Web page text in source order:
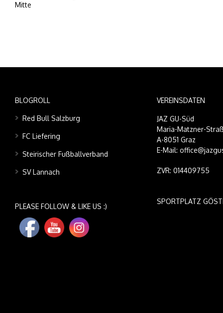
Mitte
BLOGROLL
Red Bull Salzburg
FC Liefering
Steirischer Fußballverband
SV Lannach
PLEASE FOLLOW & LIKE US :)
VEREINSDATEN
JAZ GU-Süd
Maria-Matzner-
A-8051 Graz
E-Mail:
ZVR: 014409755
SPORTPLATZ